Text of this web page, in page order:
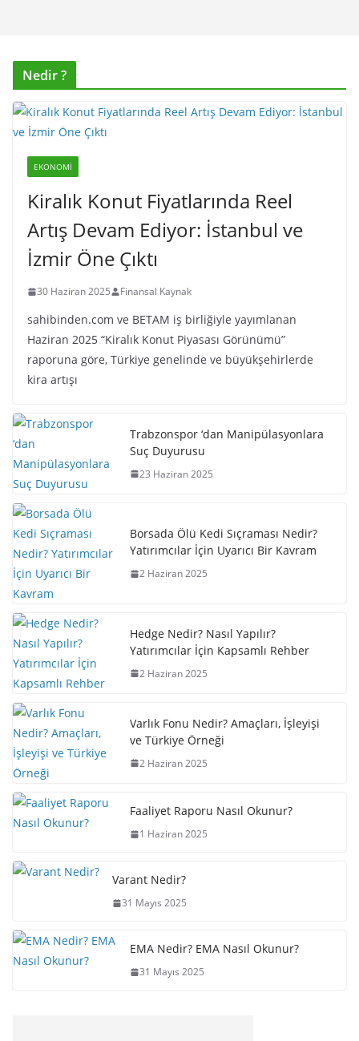
Nedir ?
EKONOMI
Kiralık Konut Fiyatlarında Reel
Artış Devam Ediyor: İstanbul ve
İzmir Öne Çıktı
30 Haziran 2025 Finansal Kaynak
sahibinden.com ve BETAM iş birliğiyle yayımlanan
Haziran 2025 “Kiralık Konut Piyasası Görünümü”
raporuna göre, Türkiye genelinde ve büyükşehirlerde
kira artışı
Trabzonspor ‘dan Manipülasyonlara
Suç Duyurusu
23 Haziran 2025
Borsada Ölü Kedi Sıçraması Nedir?
Yatırımcılar İçin Uyarıcı Bir Kavram
2 Haziran 2025
Hedge Nedir? Nasıl Yapılır?
Yatırımcılar İçin Kapsamlı Rehber
2 Haziran 2025
Varlık Fonu Nedir? Amaçları, İşleyişi
ve Türkiye Örneği
2 Haziran 2025
Faaliyet Raporu Nasıl Okunur?
1 Haziran 2025
Varant Nedir?
31 Mayıs 2025
EMA Nedir? EMA Nasıl Okunur?
31 Mayıs 2025